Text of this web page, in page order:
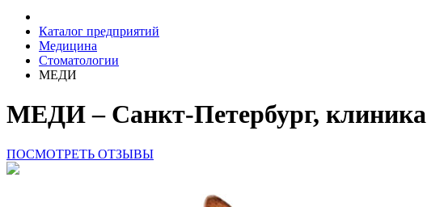
Каталог предприятий
Медицина
Стоматологии
МЕДИ
МЕДИ – Санкт-Петербург,
ПОСМОТРЕТЬ ОТЗЫВЫ